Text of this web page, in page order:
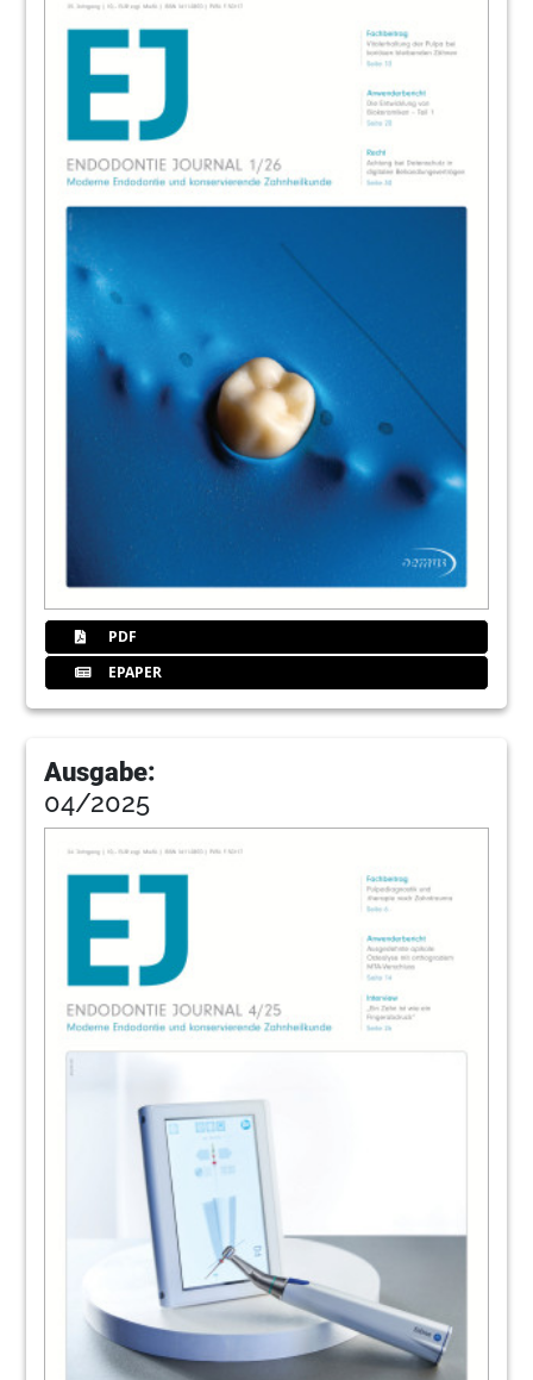
Redaktion Redaktion
49Die DGEndo bittet um Ihre Unterstützung:
Gemeinsame Aktion gegen den
Referentenentwurf zur GOZneu
Redaktion
Kongresse, Kurse und Symposien/
Impressum
Redaktion
PDF
EPAPER
Ausgabe:
04/2025